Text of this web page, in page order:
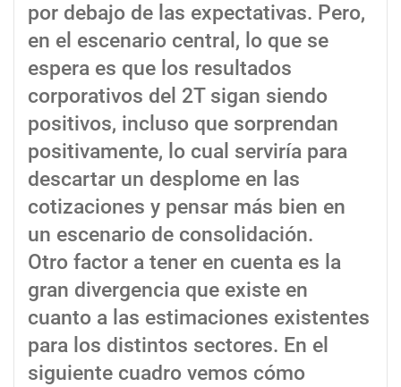
por debajo de las expectativas. Pero,
en el escenario central, lo que se
espera es que los resultados
corporativos del 2T sigan siendo
positivos, incluso que sorprendan
positivamente, lo cual serviría para
descartar un desplome en las
cotizaciones y pensar más bien en
un escenario de consolidación.
Otro factor a tener en cuenta es la
gran divergencia que existe en
cuanto a las estimaciones existentes
para los distintos sectores. En el
siguiente cuadro vemos cómo